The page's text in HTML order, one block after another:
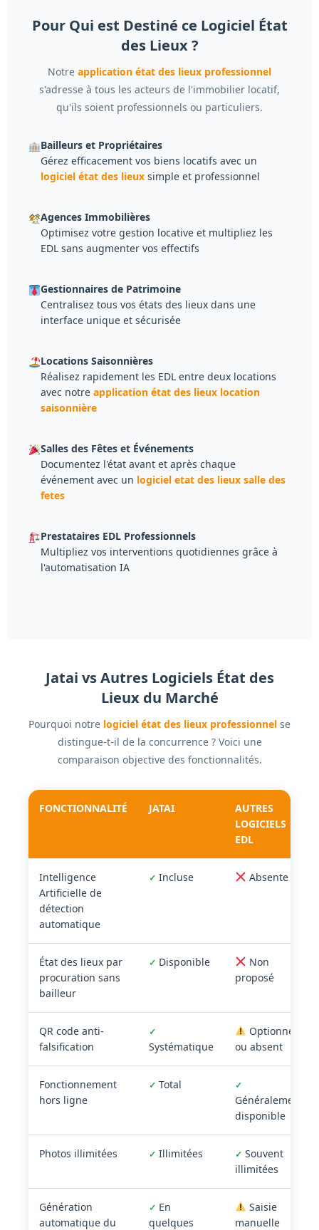
Pour Qui est Destiné ce Logiciel État
des Lieux ?
Notre application état des lieux professionnel
s'adresse à tous les acteurs de l'immobilier locatif,
qu'ils soient professionnels ou particuliers.
Bailleurs et Propriétaires
Gérez efficacement vos biens locatifs avec un
logiciel état des lieux simple et professionnel
Agences Immobilières
Optimisez votre gestion locative et multipliez les
EDL sans augmenter vos effectifs
Gestionnaires de Patrimoine
Centralisez tous vos états des lieux dans une
interface unique et sécurisée
Locations Saisonnières
Réalisez rapidement les EDL entre deux locations
avec notreapplication état des lieux location
saisonnière
Salles des Fêtes et Événements
Documentez l'état avant et après chaque
événement avec un logiciel etat des lieux salle des
fetes
Prestataires EDL Professionnels
Multipliez vos interventions quotidiennes grâce à
l'automatisation IA
Jatai vs Autres Logiciels État des
Lieux du Marché
Pourquoi notre logiciel état des lieux professionnel se
distingue-t-il de la concurrence ? Voici une
comparaison objective des fonctionnalités.
FONCTIONNALITÉ JATAI
AUTRES
LOGICIELS
EDL
Intelligence
Artificielle de
détection
automatique
✓ Incluse Absente
État des lieux par
procuration sans
bailleur
✓ Disponible
Non
proposé
QR code anti-
falsification
✓
Systématique
Optionnel
ou absent
Fonctionnement
hors ligne
✓ Total ✓
Généralement
disponible
Photos illimitées ✓ Illimitées ✓ Souvent
illimitées
Génération
automatique du
✓ En
quelques
Saisie
manuelle